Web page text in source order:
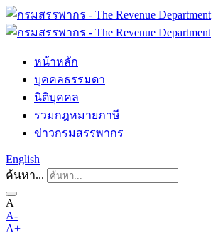
หน้าหลัก
บุคคลธรรมดา
นิติบุคคล
รวมกฎหมายภาษี
ข่าวกรมสรรพากร
English
ค้นหา...
A
A-
A+